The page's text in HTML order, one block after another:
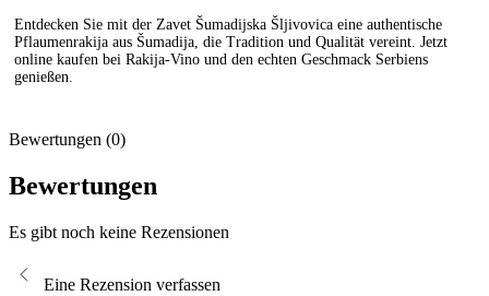
Entdecken Sie mit der Zavet Šumadijska Šljivovica eine authentische
Pflaumenrakija aus Šumadija, die Tradition und Qualität vereint. Jetzt
online kaufen bei Rakija-Vino und den echten Geschmack Serbiens
genießen.
Bewertungen (0)
Bewertungen
Es gibt noch keine Rezensionen
Eine Rezension verfassen